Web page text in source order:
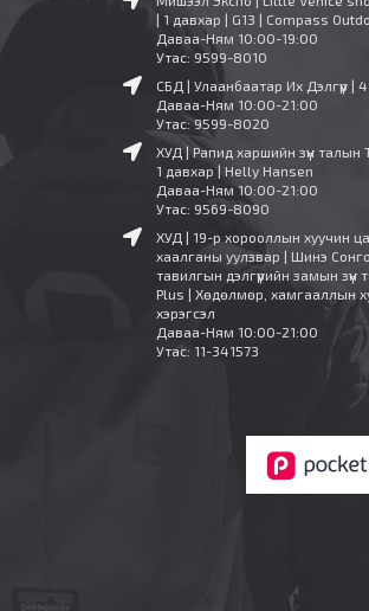
| 1 давхар | G13 | Compass
Даваа-Ням 10:00-19:00
Утас: 9599-8010
СБД | Улаанбаатар Их Дэлгүүр |
Даваа-Ням 10:00-21:00
Утас: 9599-8020
ХУД | Рапид харшийн зүүн талын
1 давхар | Helly Hansen
Даваа-Ням 10:00-21:00
Утас: 9569-8090
ХУД | 19-р хорооллын хуучин
хаалганы уулзвар | Шинэ
тавилгын дэлгүүрийн замын зүүн
Plus | Хөдөлмөр, хамгааллын
хэрэгсэл
Даваа-Ням 10:00-21:00
Утас: 11-341573